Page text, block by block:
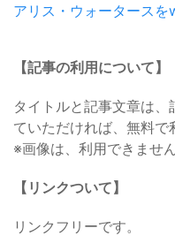
アリス・ウォータースを
【記事の利用について】
タイトルと記事文章は
ていただければ、無料で
※画像は、利用できませ
【リンクついて】
リンクフリーです。